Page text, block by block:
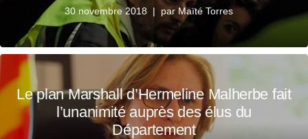
30 novembre 2018 par Maïté Torres
Le plan Marshall d’Hermeline Malherbe fait
l’unanimité auprès des élus du
Département